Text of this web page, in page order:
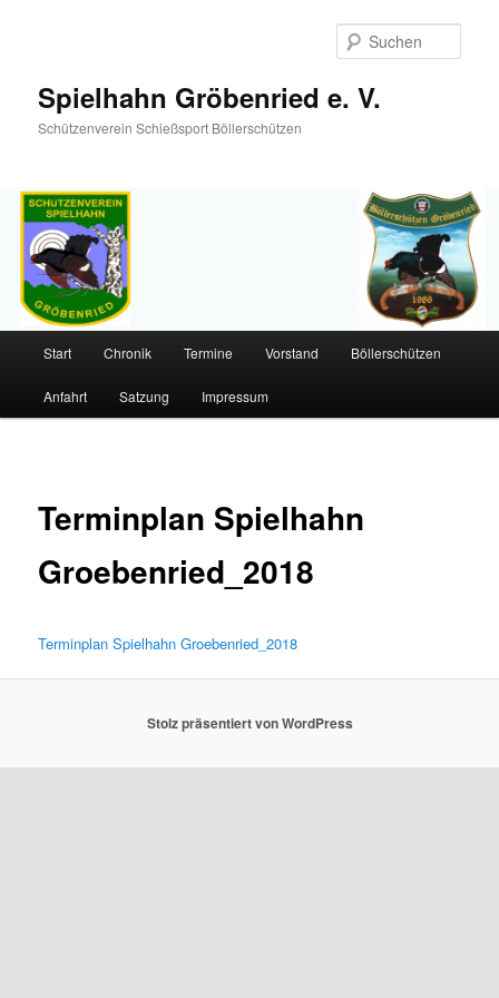
Spielhahn Gröbenried e. V.
Schützenverein Schießsport Böllerschützen
Zum
primären
Start Chronik Termine Vorstand Böllerschützen
Anfahrt Satzung Impressum
Terminplan Spielhahn
Groebenried_2018
Terminplan Spielhahn Groebenried_2018
Stolz präsentiert von WordPress